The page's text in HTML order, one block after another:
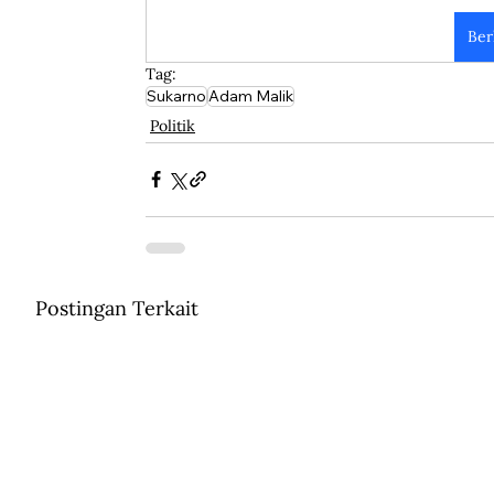
Tag:
SukarnoAdam Malik
Politik
Postingan Terkait